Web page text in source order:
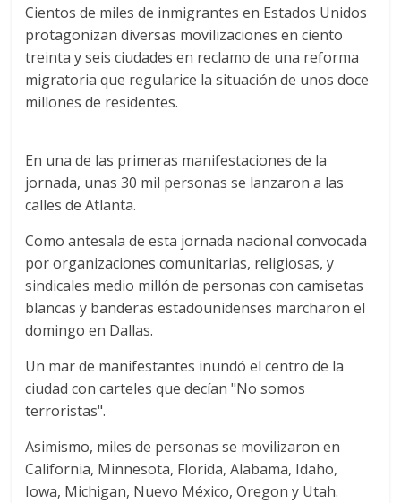
Cientos de miles de inmigrantes en Estados Unidos
protagonizan diversas movilizaciones en ciento
treinta y seis ciudades en reclamo de una reforma
migratoria que regularice la situación de unos doce
millones de residentes.
En una de las primeras manifestaciones de la
jornada, unas 30 mil personas se lanzaron a las
calles de Atlanta.
Como antesala de esta jornada nacional convocada
por organizaciones comunitarias, religiosas, y
sindicales medio millón de personas con camisetas
blancas y banderas estadounidenses marcharon el
domingo en Dallas.
Un mar de manifestantes inundó el centro de la
ciudad con carteles que decían "No somos
terroristas".
Asimismo, miles de personas se movilizaron en
California, Minnesota, Florida, Alabama, Idaho,
Iowa, Michigan, Nuevo México, Oregon y Utah.